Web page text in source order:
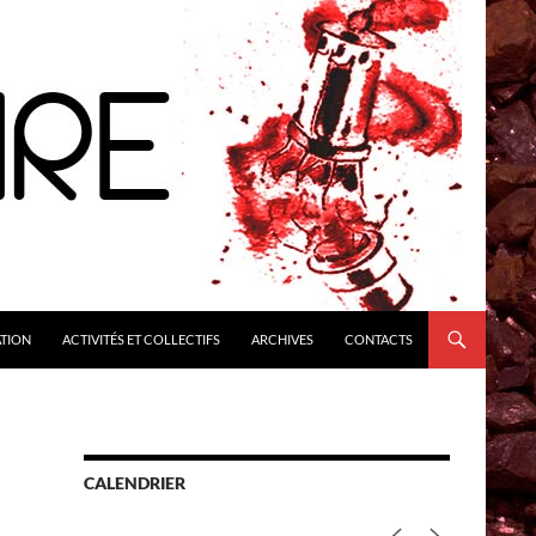
ACTIVITÉS ET COLLECTIFS ARCHIVES CONTACTS
CALENDRIER